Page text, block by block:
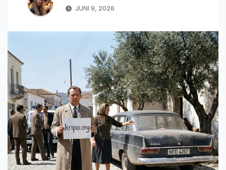
JUNI 9, 2026